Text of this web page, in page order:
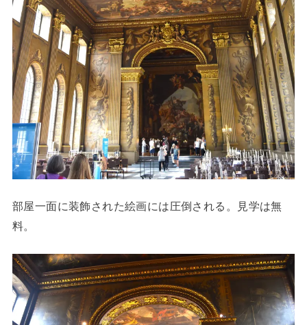
部屋一面に装飾された絵画には圧倒される。見学は無
料。